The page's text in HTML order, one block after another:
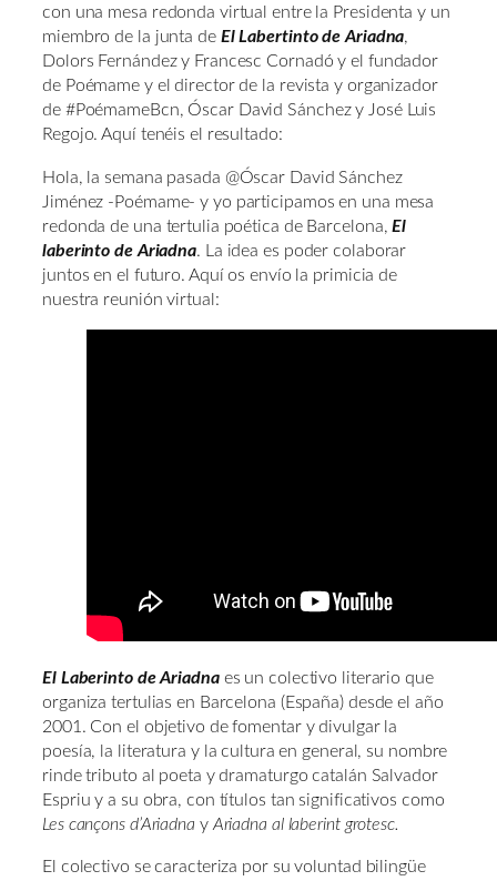
con una mesa redonda virtual entre la Presidenta y un
miembro de la junta de El Labertinto de Ariadna,
Dolors Fernández y Francesc Cornadó y el fundador
de Poémame y el director de la revista y organizador
de #PoémameBcn, Óscar David Sánchez y José Luis
Regojo. Aquí tenéis el resultado:
Hola, la semana pasada @Óscar David Sánchez
Jiménez -Poémame- y yo participamos en una mesa
redonda de una tertulia poética de Barcelona,El
laberinto de Ariadna. La idea es poder colaborar
juntos en el futuro. Aquí os envío la primicia de
nuestra reunión virtual:
El Laberinto de Ariadnaes un colectivo literario que
organiza tertulias en Barcelona (España) desde el año
2001. Con el objetivo de fomentar y divulgar la
poesía, la literatura y la cultura en general, su nombre
rinde tributo al poeta y dramaturgo catalán Salvador
Espriu y a su obra, con títulos tan significativos como
Les cançons d’Ariadna y Ariadna al laberint grotesc.
El colectivo se caracteriza por su voluntad bilingüe